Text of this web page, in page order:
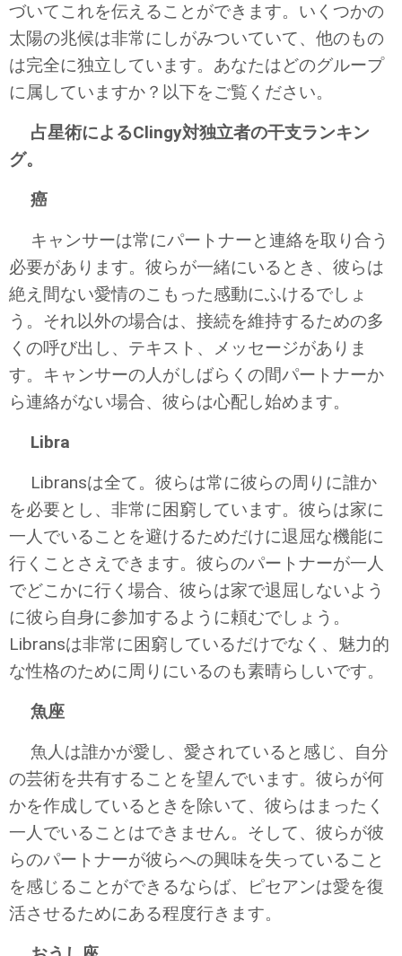
づいてこれを伝えることができます。いくつかの
太陽の兆候は非常にしがみついていて、他のもの
は完全に独立しています。あなたはどのグループ
に属していますか？以下をご覧ください。
占星術によるClingy対独立者の干支ランキン
グ。
癌
キャンサーは常にパートナーと連絡を取り合う
必要があります。彼らが一緒にいるとき、彼らは
絶え間ない愛情のこもった感動にふけるでしょ
う。それ以外の場合は、接続を維持するための多
くの呼び出し、テキスト、メッセージがありま
す。キャンサーの人がしばらくの間パートナーか
ら連絡がない場合、彼らは心配し始めます。
Libra
Libransは全て。彼らは常に彼らの周りに誰か
を必要とし、非常に困窮しています。彼らは家に
一人でいることを避けるためだけに退屈な機能に
行くことさえできます。彼らのパートナーが一人
でどこかに行く場合、彼らは家で退屈しないよう
に彼ら自身に参加するように頼むでしょう。
Libransは非常に困窮しているだけでなく、魅力的
な性格のために周りにいるのも素晴らしいです。
魚座
魚人は誰かが愛し、愛されていると感じ、自分
の芸術を共有することを望んでいます。彼らが何
かを作成しているときを除いて、彼らはまったく
一人でいることはできません。そして、彼らが彼
らのパートナーが彼らへの興味を失っていること
を感じることができるならば、ピセアンは愛を復
活させるためにある程度行きます。